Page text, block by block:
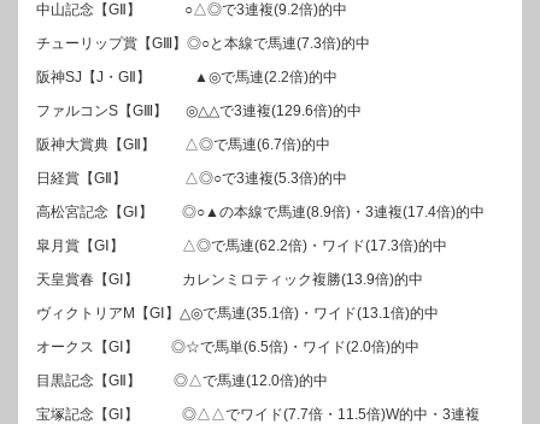
中山記念【GⅡ】 ○△◎で3連複(9.2倍)的中
チューリップ賞【GⅢ】◎○と本線で馬連(7.3倍)的中
阪神SJ【J・GⅡ】 ▲◎で馬連(2.2倍)的中
ファルコンS【GⅢ】 ◎△△で3連複(129.6倍)的中
阪神大賞典【GⅡ】 △◎で馬連(6.7倍)的中
日経賞【GⅡ】 △◎○で3連複(5.3倍)的中
高松宮記念【GⅠ】 ◎○▲の本線で馬連(8.9倍)・3連複(17.4倍)的中
皐月賞【GⅠ】 △◎で馬連(62.2倍)・ワイド(17.3倍)的中
天皇賞春【GⅠ】 カレンミロティック複勝(13.9倍)的中
ヴィクトリアM【GⅠ】△◎で馬連(35.1倍)・ワイド(13.1倍)的中
オークス【GⅠ】 ◎☆で馬単(6.5倍)・ワイド(2.0倍)的中
目黒記念【GⅡ】 ◎△で馬連(12.0倍)的中
宝塚記念【GⅠ】 ◎△△でワイド(7.7倍・11.5倍)W的中・3連複